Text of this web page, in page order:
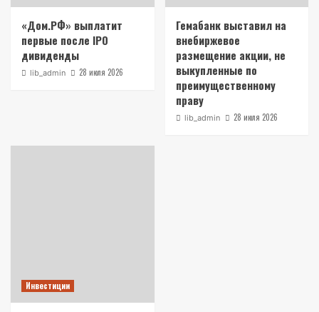
«Дом.РФ» выплатит
первые после IPO
дивиденды
lib_admin 28 июля 2026
Гемабанк выставил на
внебиржевое
размещение акции, не
выкупленные по
преимущественному
праву
lib_admin 28 июля 2026
Инвестиции